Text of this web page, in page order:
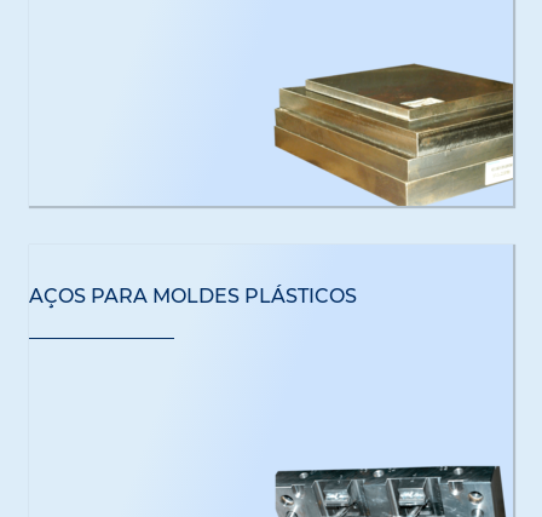
AÇOS PARA MOLDES PLÁSTICOS